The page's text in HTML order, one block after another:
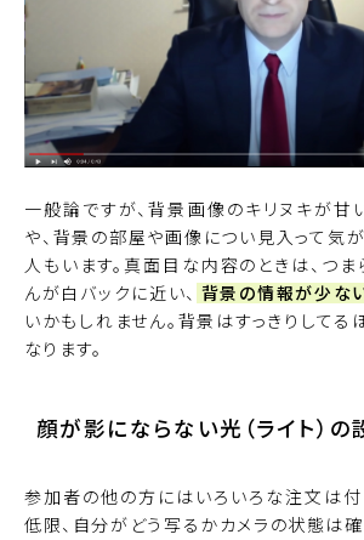
一般論ですが、背景画像のキリヌキが甘
や、背景の部屋や画像につい見入って気
人もいます。真面目な内容のときは、つ
んが白バックに近い、 背景の情報が少な
いかもしれません。背景はすっきりしてる
なります。
顔が影にならない光（ライト）の
参加者の他の方にはいろいろな注文は付
低限、自分がどう写るかカメラの状態は